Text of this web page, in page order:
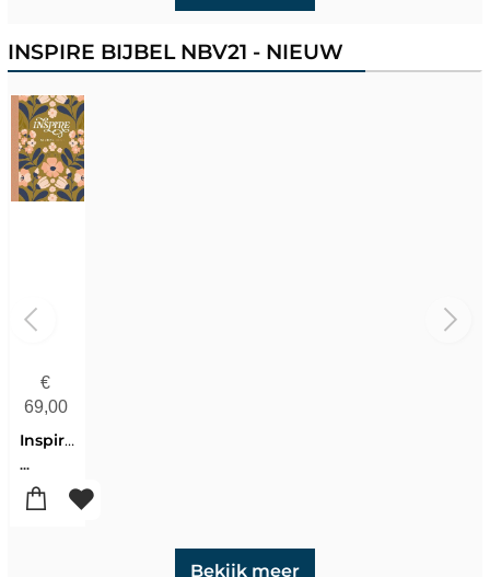
INSPIRE BIJBEL NBV21 - NIEUW
€
69,00
Inspire Bijbel
...
Bekijk meer